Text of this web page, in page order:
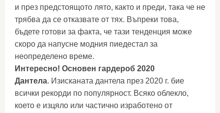
и през предстоящото лято, както и преди, така че не
трябва да се отказвате от тях. Въпреки това,
бъдете готови за факта, че тази тенденция може
скоро да напусне модния пиедестал за
неопределено време.
Интересно! Основен гардероб 2020
Дантела. Изисканата дантела през 2020 г. бие
всички рекорди по популярност. Всяко облекло,
което е изцяло или частично изработено от